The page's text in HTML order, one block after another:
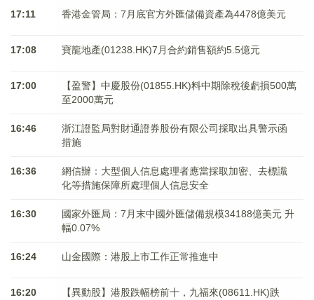
17:11 香港金管局：7月底官方外匯儲備資產為4478億美元
17:08 寶龍地產(01238.HK)7月合約銷售額約5.5億元
17:00
【盈警】中慶股份(01855.HK)料中期除稅後虧損500萬
至2000萬元
16:46
浙江證監局對財通證券股份有限公司採取出具警示函
措施
16:36
網信辦：大型個人信息處理者應當採取加密、去標識
化等措施保障所處理個人信息安全
16:30
國家外匯局：7月末中國外匯儲備規模34188億美元 升
幅0.07%
16:24 山金國際：港股上市工作正常推進中
16:20
【異動股】港股跌幅榜前十，九福來(08611.HK)跌